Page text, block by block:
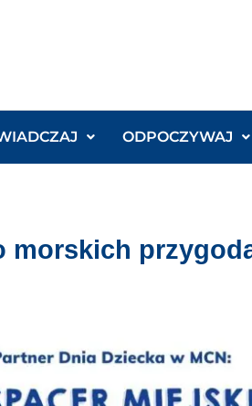
ODPOCZYWAJ
morskich